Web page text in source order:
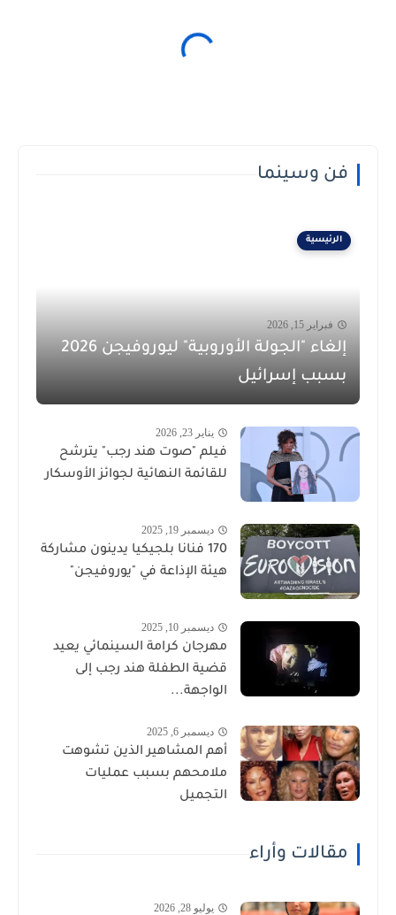
فن وسينما
الرئيسية
فبراير 15, 2026
إلغاء "الجولة الأوروبية" ليوروفيجن 2026
بسبب إسرائيل
يناير 23, 2026
فيلم "صوت هند رجب" يترشح
للقائمة النهائية لجوائز الأوسكار
ديسمبر 19, 2025
170 فنانا بلجيكيا يدينون مشاركة
هيئة الإذاعة في "يوروفيجن"
ديسمبر 10, 2025
مهرجان كرامة السينمائي يعيد
قضية الطفلة هند رجب إلى
الواجهة...
ديسمبر 6, 2025
أهم المشاهير الذين تشوهت
ملامحهم بسبب عمليات
التجميل
مقالات وأراء
يوليو 28, 2026